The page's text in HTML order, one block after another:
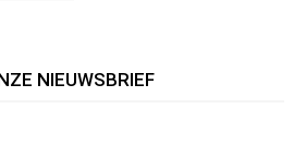
NIEUWSBRIEF